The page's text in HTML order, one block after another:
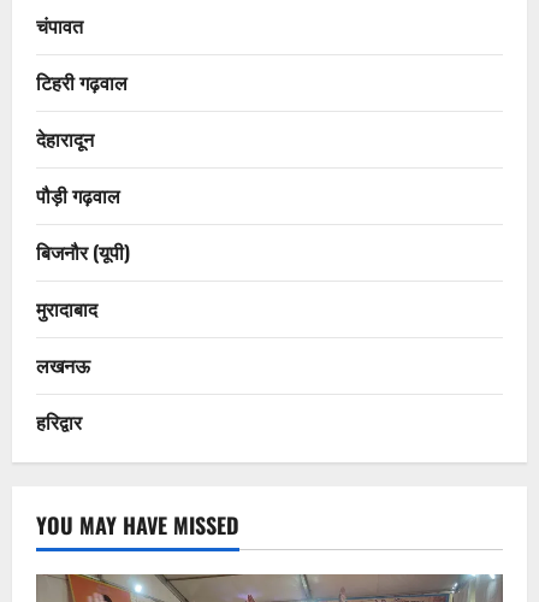
चंपावत
टिहरी गढ़वाल
देहारादून
पौड़ी गढ़वाल
बिजनौर (यूपी)
मुरादाबाद
लखनऊ
हरिद्वार
YOU MAY HAVE MISSED